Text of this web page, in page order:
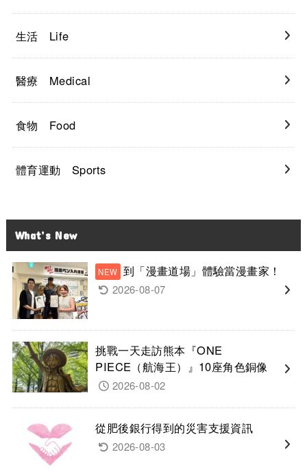
生活 Life
醫療 Medical
食物 Food
體育運動 Sports
What’s New
到「漫畫道場」體驗當漫畫家！
2026-08-07
挑戰一天走訪熊本『ONE
PIECE（航海王）』10座角色銅像
2026-08-02
從肥後銀行得到的災害支援資訊
2026-08-03